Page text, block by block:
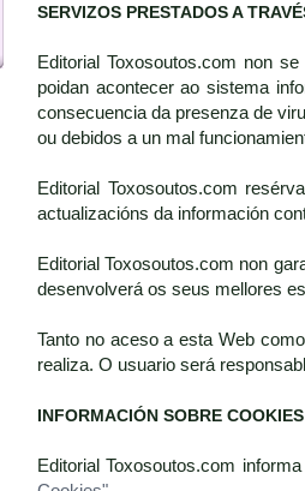
SERVIZOS PRESTADOS A
Editorial Toxosoutos.com non
poidan acontecer ao sistema
consecuencia da presenza de
ou debidos a un mal
Editorial Toxosoutos.com
actualizacións da información
Editorial Toxosoutos.com non
desenvolverá os seus mellores
Tanto no aceso a esta Web
realiza. O usuario será
INFORMACIÓN SOBRE COOKIES
Editorial Toxosoutos.com